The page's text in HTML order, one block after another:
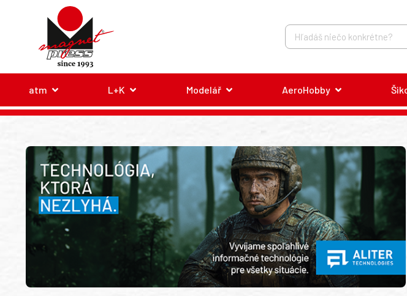
atm L+K Modelář AeroHobby